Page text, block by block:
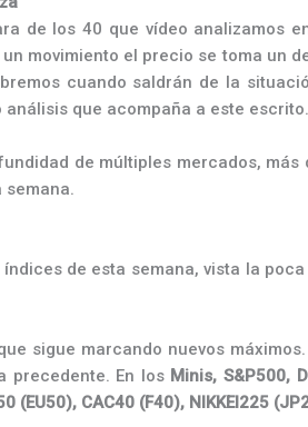
de los 40 que vídeo analizamos
movimiento el precio se toma un
cuando saldrán de la
que acompaña a este escrito.
de múltiples mercados, más
de esta semana, vista la
sigue marcando nuevos
precedente. En los Minis, S&P500,
(EU50), CAC40 (F40), NIKKEI225